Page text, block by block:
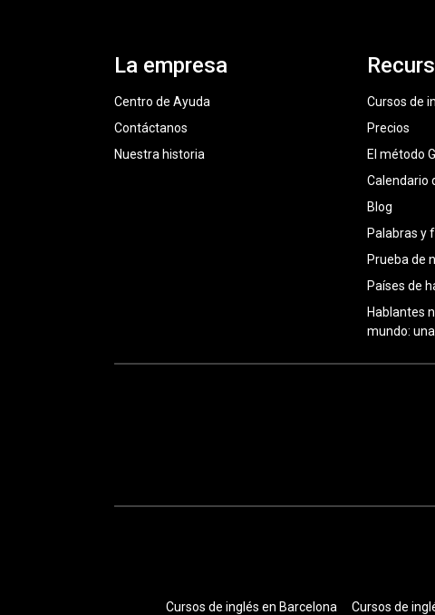
La empresa
Centro de Ayuda
Contáctanos
Nuestra historia
Cursos de
Precios
El método
Calendario
Blog
Palabras y
Prueba de
Países de
Hablantes
mundo:
Cursos de inglés en Barcelona Cursos de